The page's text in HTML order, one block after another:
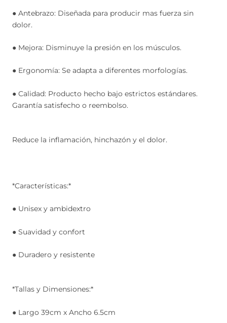
● Antebrazo: Diseñada para producir mas fuerza sin
dolor.
● Mejora: Disminuye la presión en los músculos.
● Ergonomía: Se adapta a diferentes morfologías.
● Calidad: Producto hecho bajo estrictos estándares.
Garantía satisfecho o reembolso.
Reduce la inflamación, hinchazón y el dolor.
*Características:*
● Unisex y ambidextro
● Suavidad y confort
● Duradero y resistente
*Tallas y Dimensiones:*
● Largo 39cm x Ancho 6.5cm